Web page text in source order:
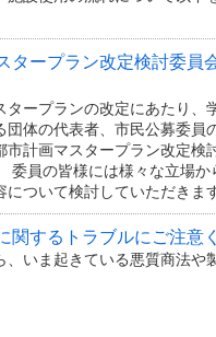
タープラン改定検討委員
ープランの改定にあたり、
団体の代表者、市民公募委員
市計画マスタープラン改定検
員の皆様には様々な立場か
ついて検討していただきます
関するトラブルにご注意
、いま起きている悪質商法や